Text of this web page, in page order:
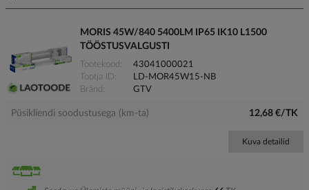
MORIS 45W/840 5400LM IP65 IK10 L1500
TÖÖSTUSVALGUSTI
Tootekood
43041000021
Tootja ID
LD-MOR45W15-NB
Bränd
GTV
Püsikliendi soodustusega (km-ta) 12,68 €/TK
Kuva detailid